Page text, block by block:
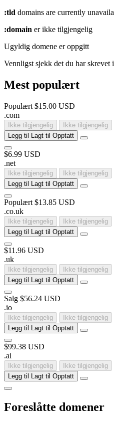
:tld domains are currently
:domain er ikke tilgjengelig
Ugyldig domene er oppgitt
Vennligst sjekk det du har skrevet
Mest populært
Populært $15.00 USD
.com
Ikke tilgjengelig
Ikke tilgjengelig
Legg til Lagt til Opptatt
$6.99 USD
.net
Ikke tilgjengelig
Ikke tilgjengelig
Legg til Lagt til Opptatt
Populært $13.85 USD
.co.uk
Ikke tilgjengelig
Ikke tilgjengelig
Legg til Lagt til Opptatt
$11.96 USD
.uk
Ikke tilgjengelig
Ikke tilgjengelig
Legg til Lagt til Opptatt
Salg $56.24 USD
.io
Ikke tilgjengelig
Ikke tilgjengelig
Legg til Lagt til Opptatt
$99.38 USD
.ai
Ikke tilgjengelig
Ikke tilgjengelig
Legg til Lagt til Opptatt
Foreslåtte domener